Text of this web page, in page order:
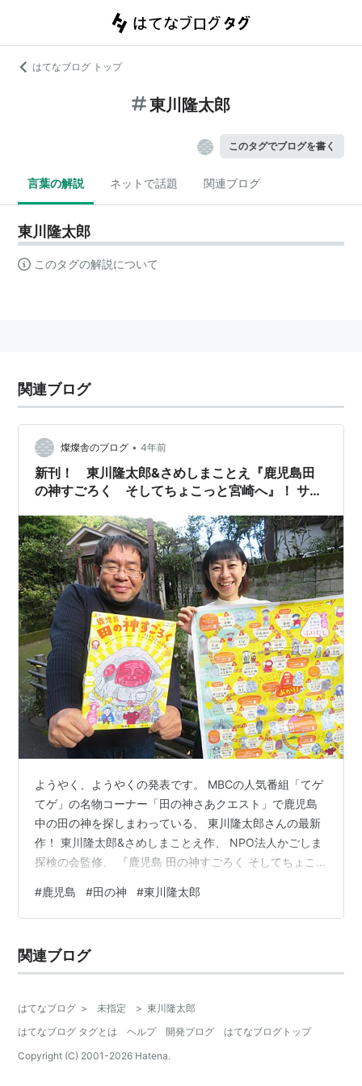
はてなブログ トップ
東川隆太郎
このタグでブログを書く
言葉の解説 ネットで話題 関連ブログ
東川隆太郎
このタグの解説について
関連ブログ
燦燦舎のブログ • 4年前
新刊！ 東川隆太郎&さめしまことえ『鹿児島田
の神すごろく そしてちょこっと宮崎へ』！ サイ
ようやく、ようやくの発表です。 MBCの人気番組「てゲ
てゲ」の名物コーナー「田の神さあクエスト」で鹿児島
中の田の神を探しまわっている、 東川隆太郎さんの最新
作！ 東川隆太郎&さめしまことえ作、 NPO法人かごしま
探検の会監修、 『鹿児島 田の神すごろく そしてちょこ
まは、「田の神」をご存知でしょうか？ 鹿児島市 川上の
田の神。燦燦舎のご近所です！ 田の神は文字通り田んぼ
です。 鹿児島の人びとは、稲作に適さないシラス土壌で
困難に立ち向かいながら米を作ってきました。旧薩摩藩
#鹿児島 #田の神 #東川隆太郎
関連ブログ
はてなブログ > 未指定 > 東川隆太郎
はてなブログ タグとは
ヘルプ 開発ブログ
はてなブログトップ
Copyright (C) 2001-2026 Hatena.